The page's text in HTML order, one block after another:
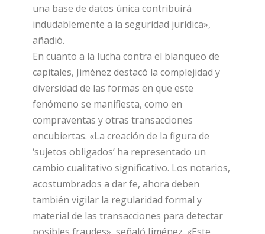
una base de datos única contribuirá
indudablemente a la seguridad jurídica»,
añadió.
En cuanto a la lucha contra el blanqueo de
capitales, Jiménez destacó la complejidad y
diversidad de las formas en que este
fenómeno se manifiesta, como en
compraventas y otras transacciones
encubiertas. «La creación de la figura de
‘sujetos obligados’ ha representado un
cambio cualitativo significativo. Los notarios,
acostumbrados a dar fe, ahora deben
también vigilar la regularidad formal y
material de las transacciones para detectar